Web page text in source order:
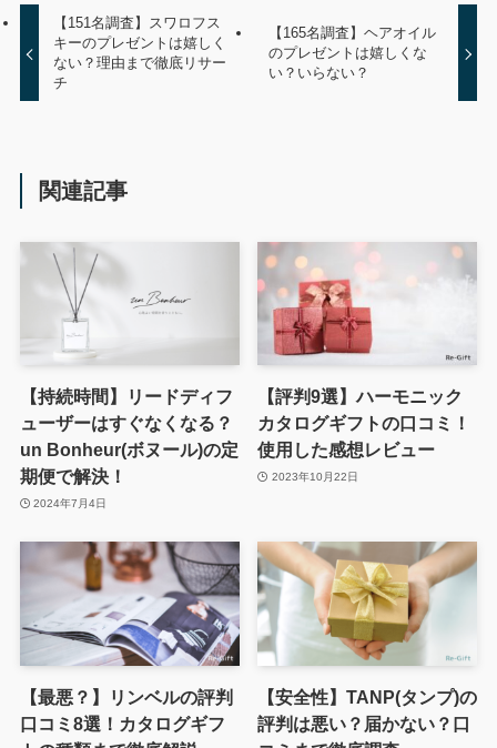
【151名調査】スワロフス
キーのプレゼントは嬉しく
ない？理由まで徹底リサー
チ
【165名調査】ヘアオイル
のプレゼントは嬉しくな
い？いらない？
関連記事
【持続時間】リードディフ
ューザーはすぐなくなる？
un Bonheur(ボヌール)の定
期便で解決！
2024年7月4日
【評判9選】ハーモニック
カタログギフトの口コミ！
使用した感想レビュー
2023年10月22日
【最悪？】リンベルの評判
口コミ8選！カタログギフ
【安全性】TANP(タンプ)の
評判は悪い？届かない？口